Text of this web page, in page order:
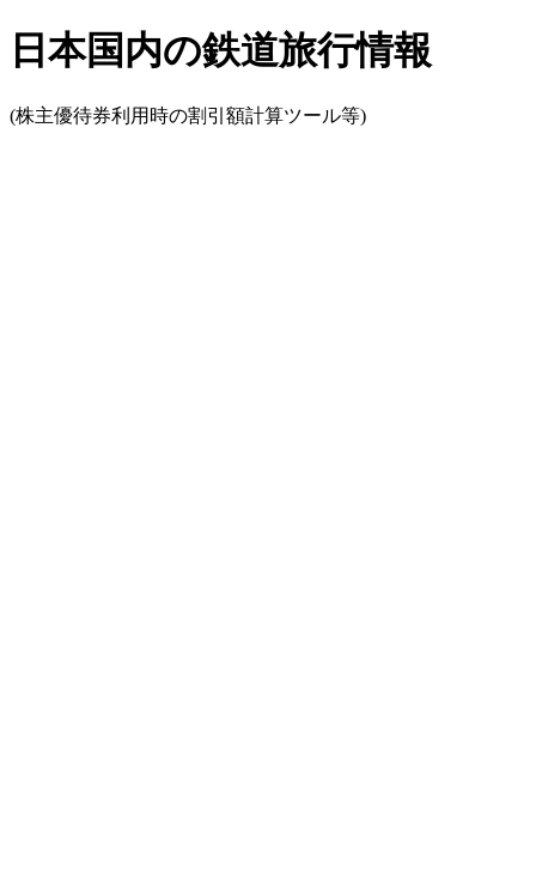
日本国内の鉄道旅行情報
(株主優待券利用時の割引額計算ツール等)